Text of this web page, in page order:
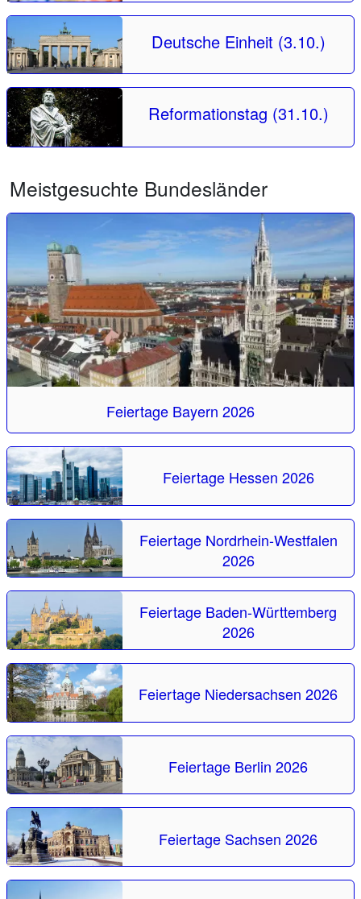
Deutsche Einheit (3.10.)
Reformationstag (31.10.)
Meistgesuchte Bundesländer
Feiertage Bayern 2026
Feiertage Hessen 2026
Feiertage Nordrhein-Westfalen
2026
Feiertage Baden-Württemberg
2026
Feiertage Niedersachsen 2026
Feiertage Berlin 2026
Feiertage Sachsen 2026